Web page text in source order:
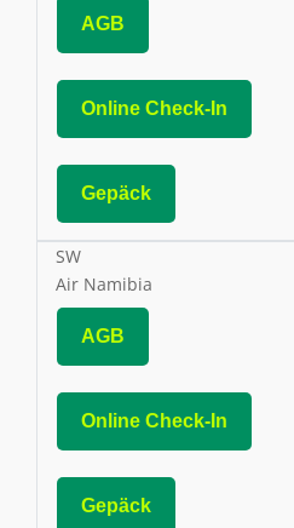
AGB
Online Check-In
Gepäck
SW
Air Namibia
AGB
Online Check-In
Gepäck